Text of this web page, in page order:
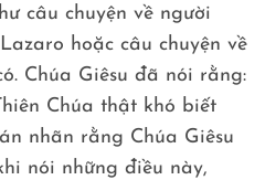
câu chuyện về người
hoặc câu chuyện về
Chúa Giêsu đã nói rằng:
Chúa thật khó biết
nhãn rằng Chúa Giêsu
nói những điều này,